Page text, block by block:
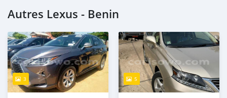
Autres Lexus - Benin
3 5